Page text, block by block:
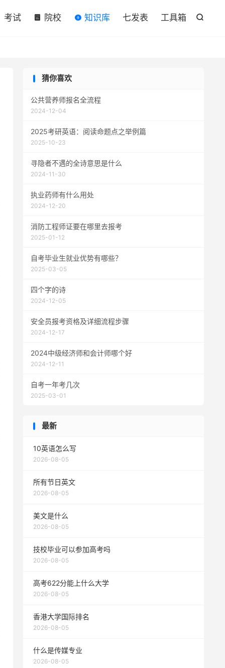

考试 院校 知识库 七发表 工具箱
猜你喜欢
公共营养师报名全流程
2024-12-04
2025考研英语：阅读命题点之举例篇
2025-10-23
寻隐者不遇的全诗意思是什么
2024-11-30
执业药师有什么用处
2024-12-20
消防工程师证要在哪里去报考
2025-01-12
自考毕业生就业优势有哪些？
2025-03-05
四个字的诗
2024-12-05
安全员报考资格及详细流程步骤
2024-12-17
2024中级经济师和会计师哪个好
2024-12-11
自考一年考几次
2025-03-01
最新
10英语怎么写
2026-08-05
所有节日英文
2026-08-05
美文是什么
2026-08-05
技校毕业可以参加高考吗
2026-08-05
高考622分能上什么大学
2026-08-05
香港大学国际排名
2026-08-05
什么是传媒专业
2026-08-05